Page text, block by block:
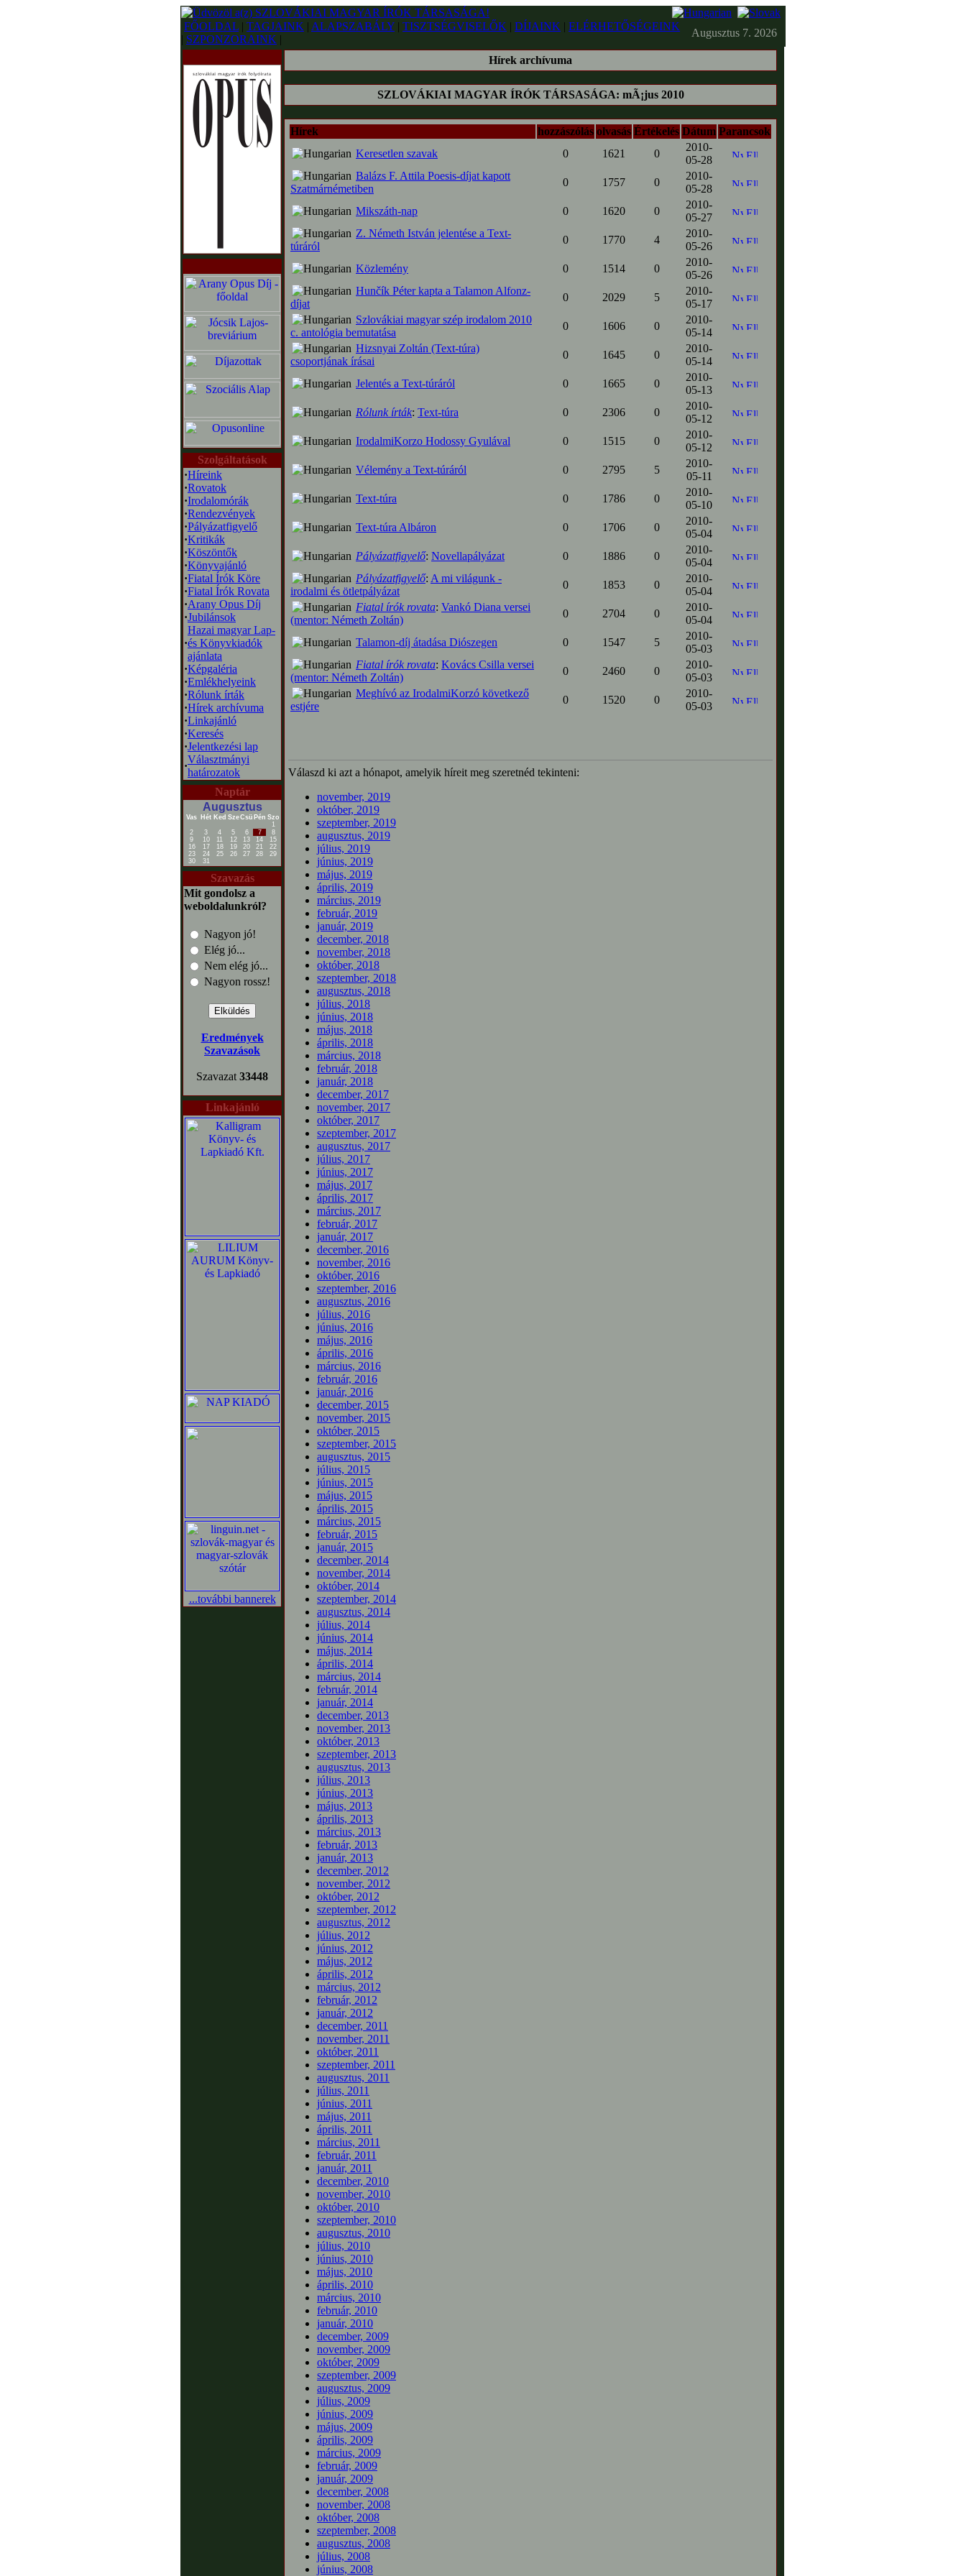
FŐOLDAL | TAGJAINK | ALAPSZABÁLY | TISZTSÉGVISELŐK | DÍJAINK | ELÉRHETŐSÉGEINK
| SZPONZORAINK |
Augusztus 7. 2026
Szolgáltatások
·Híreink
·Rovatok
·Irodalomórák
·Rendezvények
·Pályázatfigyelő
·Kritikák
·Köszöntők
·Könyvajánló
·Fiatal Írók Köre
·Fiatal Írók Rovata
·Arany Opus Díj
·Jubilánsok
·
Hazai magyar Lap-
és Könyvkiadók
ajánlata
·Képgaléria
·Emlékhelyeink
·Rólunk írták
·Hírek archívuma
·Linkajánló
·Keresés
·Jelentkezési lap
·
Választmányi
határozatok
Naptár
Augusztus
Vas Hét Ked SzeCsü Pén Szo
1
2
3 4 5 6 7
8
9
10 11 12 13 14
15
16
17 18 19 20 21
22
23
24 25 26 27 28
29
30
31
Szavazás
Mit gondolsz a
weboldalunkról?
Nagyon jó!
Elég jó...
Nem elég jó...
Nagyon rossz!
Eredmények
Szavazások
Szavazat 33448
Linkajánló
...további bannerek
Hírek archívuma
SZLOVÁKIAI MAGYAR ÍRÓK TÁRSASÁGA: mÃ¡jus 2010
Hírek hozzászólás olvasás Értékelés Dátum Parancsok
Keresetlen szavak
0 1621 0
2010-
05-28
Balázs F. Attila Poesis-díjat kapott
Szatmárnémetiben
0 1757 0
2010-
05-28
Mikszáth-nap
0 1620 0
2010-
05-27
Z. Németh István jelentése a Text-
túráról
0 1770 4
2010-
05-26
Közlemény
0 1514 0
2010-
05-26
Hunčík Péter kapta a Talamon Alfonz-
díjat
0 2029 5
2010-
05-17
Szlovákiai magyar szép irodalom 2010
c. antológia bemutatása
0 1606 0
2010-
05-14
Hizsnyai Zoltán (Text-túra)
csoportjának írásai
0 1645 0
2010-
05-14
Jelentés a Text-túráról
0 1665 0
2010-
05-13
Rólunk írták: Text-túra 0 2306 0
2010-
05-12
IrodalmiKorzo Hodossy Gyulával
0 1515 0
2010-
05-12
Vélemény a Text-túráról
0 2795 5
2010-
05-11
Text-túra
0 1786 0
2010-
05-10
Text-túra Albáron
0 1706 0
2010-
05-04
Pályázatfigyelő: Novellapályázat 0 1886 0
2010-
05-04
Pályázatfigyelő: A mi világunk -
irodalmi és ötletpályázat
0 1853 0
2010-
05-04
Fiatal írók rovata: Vankó Diana versei
(mentor: Németh Zoltán)
0 2704 0
2010-
05-04
Talamon-díj átadása Diószegen
0 1547 5
2010-
05-03
Fiatal írók rovata: Kovács Csilla versei
(mentor: Németh Zoltán)
0 2460 0
2010-
05-03
Meghívó az IrodalmiKorzó következő
estjére
0 1520 0
2010-
05-03
Válaszd ki azt a hónapot, amelyik híreit meg szeretnéd tekinteni:
november, 2019
október, 2019
szeptember, 2019
augusztus, 2019
július, 2019
június, 2019
május, 2019
április, 2019
március, 2019
február, 2019
január, 2019
december, 2018
november, 2018
október, 2018
szeptember, 2018
augusztus, 2018
július, 2018
június, 2018
május, 2018
április, 2018
március, 2018
február, 2018
január, 2018
december, 2017
november, 2017
október, 2017
szeptember, 2017
augusztus, 2017
július, 2017
június, 2017
május, 2017
április, 2017
március, 2017
február, 2017
január, 2017
december, 2016
november, 2016
október, 2016
szeptember, 2016
augusztus, 2016
július, 2016
június, 2016
május, 2016
április, 2016
március, 2016
február, 2016
január, 2016
december, 2015
november, 2015
október, 2015
szeptember, 2015
augusztus, 2015
július, 2015
június, 2015
május, 2015
április, 2015
március, 2015
február, 2015
január, 2015
december, 2014
november, 2014
október, 2014
szeptember, 2014
augusztus, 2014
július, 2014
június, 2014
május, 2014
április, 2014
március, 2014
február, 2014
január, 2014
december, 2013
november, 2013
október, 2013
szeptember, 2013
augusztus, 2013
július, 2013
június, 2013
május, 2013
április, 2013
március, 2013
február, 2013
január, 2013
december, 2012
november, 2012
október, 2012
szeptember, 2012
augusztus, 2012
július, 2012
június, 2012
május, 2012
április, 2012
március, 2012
február, 2012
január, 2012
december, 2011
november, 2011
október, 2011
szeptember, 2011
augusztus, 2011
július, 2011
június, 2011
május, 2011
április, 2011
március, 2011
február, 2011
január, 2011
december, 2010
november, 2010
október, 2010
szeptember, 2010
augusztus, 2010
július, 2010
június, 2010
május, 2010
április, 2010
március, 2010
február, 2010
január, 2010
december, 2009
november, 2009
október, 2009
szeptember, 2009
augusztus, 2009
július, 2009
június, 2009
május, 2009
április, 2009
március, 2009
február, 2009
január, 2009
december, 2008
november, 2008
október, 2008
szeptember, 2008
augusztus, 2008
július, 2008
június, 2008